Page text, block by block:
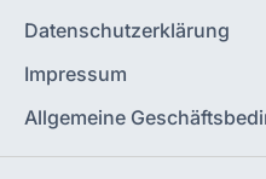
Datenschutzerklärung
Impressum
Allgemeine